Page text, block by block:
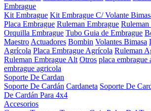
Embrague
Kit Embrague Kit Embrague C/ Volante
Placa Embrague Ruleman Embrague Ruleman
Orquilla Embrague Tubo Guia de Embrague
Maestro Actuadores Bombin Volantes Bimasa
Agrícola Placa Embrague Agrícola Ruleman
Ruleman Embrague Alt Otros placa embrague
embrague agricola
Soporte De Cardan
Soporte De Cardán Cardaneta Soporte De
De Cardán Para 4x4
Accesorios